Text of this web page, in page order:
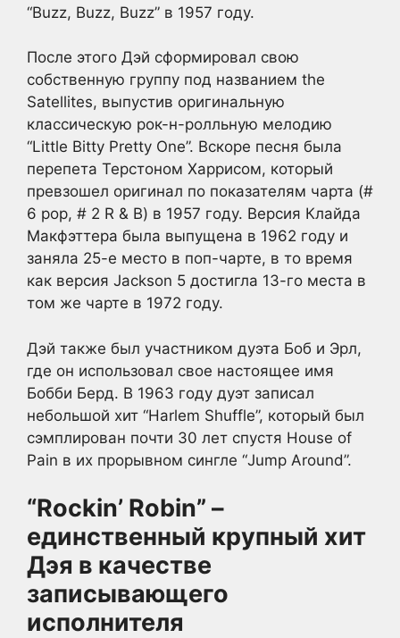
“Buzz, Buzz, Buzz” в 1957 году.
После этого Дэй сформировал свою
собственную группу под названием the
Satellites, выпустив оригинальную
классическую рок-н-ролльную мелодию
“Little Bitty Pretty One”. Вскоре песня была
перепета Терстоном Харрисом, который
превзошел оригинал по показателям чарта (#
6 pop, # 2 R & B) в 1957 году. Версия Клайда
Макфэттера была выпущена в 1962 году и
заняла 25-е место в поп-чарте, в то время
как версия Jackson 5 достигла 13-го места в
том же чарте в 1972 году.
Дэй также был участником дуэта Боб и Эрл,
где он использовал свое настоящее имя
Бобби Берд. В 1963 году дуэт записал
небольшой хит “Harlem Shuffle”, который был
сэмплирован почти 30 лет спустя House of
Pain в их прорывном сингле “Jump Around”.
“Rockin’ Robin” –
единственный крупный хит
Дэя в качестве
записывающего
исполнителя